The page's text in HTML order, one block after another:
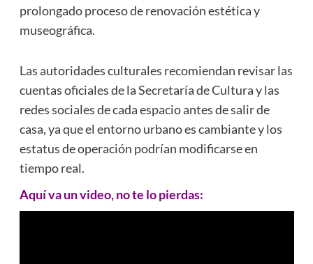
prolongado proceso de renovación estética y
museográfica.
Las autoridades culturales recomiendan revisar las
cuentas oficiales de la Secretaría de Cultura y las
redes sociales de cada espacio antes de salir de
casa, ya que el entorno urbano es cambiante y los
estatus de operación podrían modificarse en
tiempo real.
Aquí va un video, no te lo pierdas: